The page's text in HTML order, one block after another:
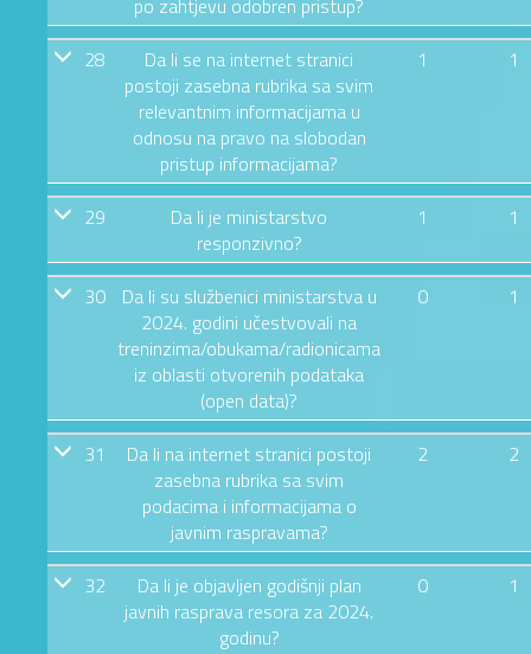
po zahtjevu odobren pristup?
28
Da li se na internet stranici
postoji zasebna rubrika sa svim
relevantnim informacijama u
odnosu na pravo na slobodan
pristup informacijama?
1 1
29
Da li je ministarstvo
responzivno?
1 1
30
Da li su službenici ministarstva u
2024. godini učestvovali na
treninzima/obukama/radionicama
iz oblasti otvorenih podataka
(open data)?
0 1
31
Da li na internet stranici postoji
zasebna rubrika sa svim
podacima i informacijama o
javnim raspravama?
2 2
32
Da li je objavljen godišnji plan
javnih rasprava resora za 2024.
godinu?
0 1